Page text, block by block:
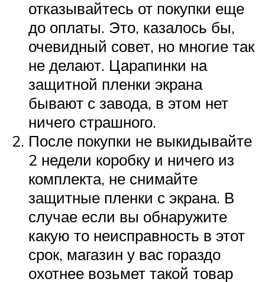
отказывайтесь от покупки еще
до оплаты. Это, казалось бы,
очевидный совет, но многие так
не делают. Царапинки на
защитной пленки экрана
бывают с завода, в этом нет
ничего страшного.
После покупки не выкидывайте
2 недели коробку и ничего из
комплекта, не снимайте
защитные пленки с экрана. В
случае если вы обнаружите
какую то неисправность в этот
срок, магазин у вас гораздо
охотнее возьмет такой товар